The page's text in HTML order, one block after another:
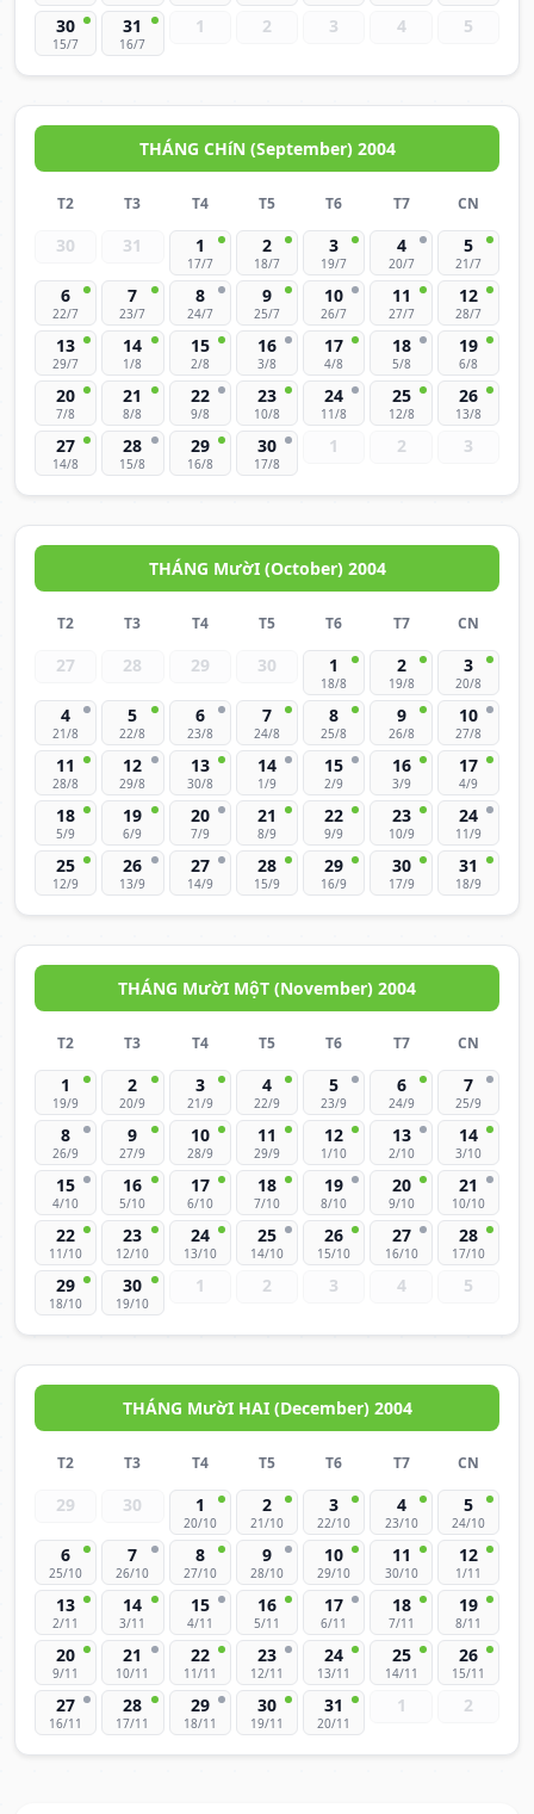
30
15/7
31
16/7
1 2 3 4 5
THÁNG CHíN (September) 2004
T2 T3 T4 T5 T6 T7 CN
30 31 1
17/7
2
18/7
3
19/7
4
20/7
5
21/7
6
22/7
7
23/7
8
24/7
9
25/7
10
26/7
11
27/7
12
28/7
13
29/7
14
1/8
15
2/8
16
3/8
17
4/8
18
5/8
19
6/8
20
7/8
21
8/8
22
9/8
23
10/8
24
11/8
25
12/8
26
13/8
27
14/8
28
15/8
29
16/8
30
17/8
1 2 3
THÁNG MườI (October) 2004
T2 T3 T4 T5 T6 T7 CN
27 28 29 30 1
18/8
2
19/8
3
20/8
4
21/8
5
22/8
6
23/8
7
24/8
8
25/8
9
26/8
10
27/8
11
28/8
12
29/8
13
30/8
14
1/9
15
2/9
16
3/9
17
4/9
18
5/9
19
6/9
20
7/9
21
8/9
22
9/9
23
10/9
24
11/9
25
12/9
26
13/9
27
14/9
28
15/9
29
16/9
30
17/9
31
18/9
THÁNG MườI MộT (November) 2004
T2 T3 T4 T5 T6 T7 CN
1
19/9
2
20/9
3
21/9
4
22/9
5
23/9
6
24/9
7
25/9
8
26/9
9
27/9
10
28/9
11
29/9
12
1/10
13
2/10
14
3/10
15
4/10
16
5/10
17
6/10
18
7/10
19
8/10
20
9/10
21
10/10
22
11/10
23
12/10
24
13/10
25
14/10
26
15/10
27
16/10
28
17/10
29
18/10
30
19/10
1 2 3 4 5
THÁNG MườI HAI (December) 2004
T2 T3 T4 T5 T6 T7 CN
29 30 1
20/10
2
21/10
3
22/10
4
23/10
5
24/10
6
25/10
7
26/10
8
27/10
9
28/10
10
29/10
11
30/10
12
1/11
13
2/11
14
3/11
15
4/11
16
5/11
17
6/11
18
7/11
19
8/11
20
9/11
21
10/11
22
11/11
23
12/11
24
13/11
25
14/11
26
15/11
27
16/11
28
17/11
29
18/11
30
19/11
31
20/11
1 2